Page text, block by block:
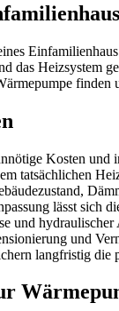
das Heizsystem
Kosten und
tatsächlichen
lässt sich
und
und
langfristig die